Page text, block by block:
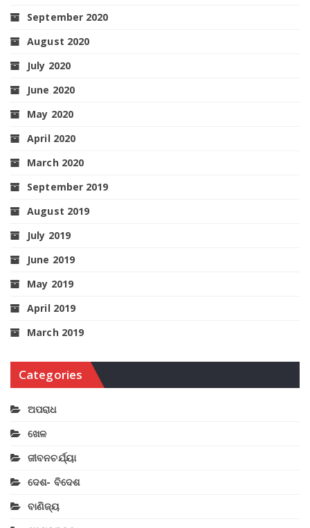
September 2020
August 2020
July 2020
June 2020
May 2020
April 2020
March 2020
September 2019
August 2019
July 2019
June 2019
May 2019
April 2019
March 2019
Categories
ଅପରାଧ
ଖେଳ
ଜୀବନଚର୍ଯ୍ୟା
ଦେଶ- ବିଦେଶ
ବାଣିଜ୍ୟ